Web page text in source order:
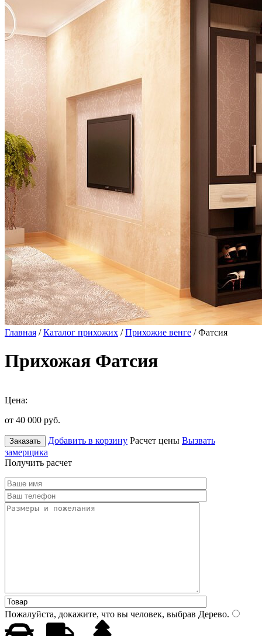
Главная /Каталог прихожих /Прихожие венге / Фатсия
Прихожая Фатсия
Цена:
от 40 000 руб.
Заказать Добавить в корзину Расчет цены Вызвать
замерщика
Получить расчет
Пожалуйста, докажите, что вы человек, выбрав Дерево.